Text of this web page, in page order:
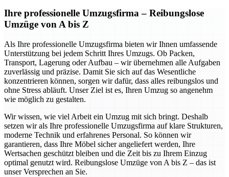
Ihre professionelle Umzugsfirma – Reibungslose
Umzüge von A bis Z
Als Ihre professionelle Umzugsfirma bieten wir Ihnen umfassende
Unterstützung bei jedem Schritt Ihres Umzugs. Ob Packen,
Transport, Lagerung oder Aufbau – wir übernehmen alle Aufgaben
zuverlässig und präzise. Damit Sie sich auf das Wesentliche
konzentrieren können, sorgen wir dafür, dass alles reibungslos und
ohne Stress abläuft. Unser Ziel ist es, Ihren Umzug so angenehm
wie möglich zu gestalten.
Wir wissen, wie viel Arbeit ein Umzug mit sich bringt. Deshalb
setzen wir als Ihre professionelle Umzugsfirma auf klare Strukturen,
moderne Technik und erfahrenes Personal. So können wir
garantieren, dass Ihre Möbel sicher angeliefert werden, Ihre
Wertsachen geschützt bleiben und die Zeit bis zu Ihrem Einzug
optimal genutzt wird. Reibungslose Umzüge von A bis Z – das ist
unser Versprechen an Sie.